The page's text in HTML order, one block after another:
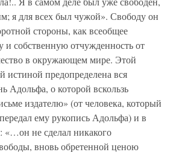
я для всех был чужой». Свободу он
стороны, как всеобщее
и собственную отчужденность от
в окружающем мире. Этой
истиной предопределена вся
Адольфа, о которой вскользь
издателю» (от человека, который
ему рукопись Адольфа) и в
«…он не сделал никакого
вновь обретенной ценою